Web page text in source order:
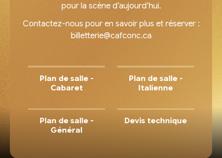
pour la scène d’aujourd’hui.
Contactez-nous pour en savoir plus et réserver :
billetterie@cafconc.ca
Plan de salle -
Cabaret
Plan de salle -
Italienne
Plan de salle -
Général
Devis technique